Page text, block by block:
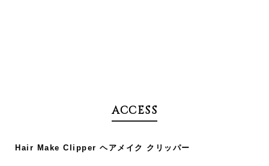
ACCESS
Hair Make Clipper ヘアメイク クリッパー